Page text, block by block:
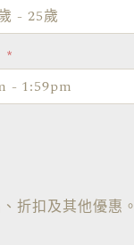
折扣及其他優惠。